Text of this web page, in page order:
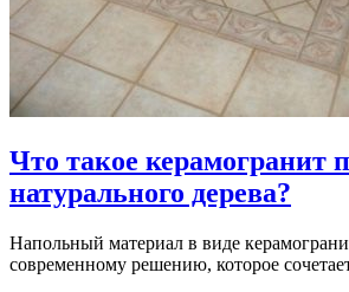
Что такое керамогранит
натурального дерева?
Напольный материал в виде
современному решению, которое